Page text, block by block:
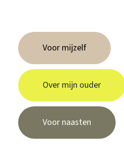
Voor mijzelf
Over mijn ouder
Voor naasten